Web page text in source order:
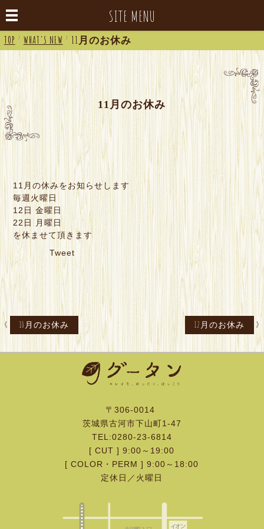
SITE MENU
TOP > WHAT'S NEW > 11月のお休み
11月のお休み
11月の休みをお知らせします
毎週火曜日
12日 金曜日
22日 月曜日
を休ませて頂きます
Tweet
« 10月のお休み 12月のお休み »
〒306-0014
茨城県古河市下山町1-47
TEL:0280-23-6814
[ CUT ] 9:00～19:00
[ COLOR・PERM ] 9:00～18:00
定休日／火曜日